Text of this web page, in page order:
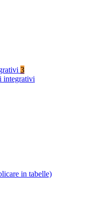
3
integrativi
in tabelle)